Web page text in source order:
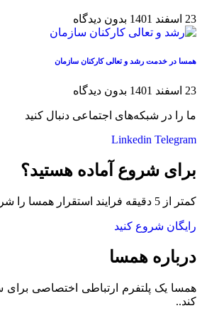
23 اسفند 1401 بدون دیدگاه
همسا در خدمت رشد و تعالی کارکنان سازمان
23 اسفند 1401 بدون دیدگاه
ما را در شبکه‌های اجتماعی دنبال کنید
Linkedin Telegram
برای شروع آماده هستید؟
کمتر از 5 دقیقه فرایند استقرار همسا را شروع کنید و قدم‌های اولیه را برای ایجاد گفتگو و ارتباط عمیق همراه با همه کارکنانتان بردارید.
رایگان شروع کنید
درباره همسا
کند..